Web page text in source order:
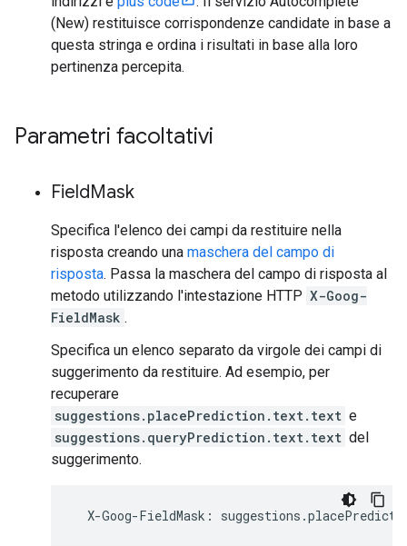
(New) restituisce corrispondenze candidate in base a
questa stringa e ordina i risultati in base alla loro
pertinenza percepita.
Parametri facoltativi
FieldMask
Specifica l'elenco dei campi da restituire nella
risposta creando una maschera del campo di
risposta. Passa la maschera del campo di risposta al
metodo utilizzando l'intestazione HTTP X-Goog-
FieldMask .
Specifica un elenco separato da virgole dei campi di
suggerimento da restituire. Ad esempio, per
recuperare
suggestions.placePrediction.text.text e
suggestions.queryPrediction.text.text del
suggerimento.
X-Goog-FieldMask : suggestions .